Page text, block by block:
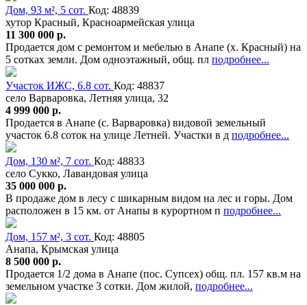
Дом, 93 м², 5 сот. Код: 48839
хутор Красный, Красноармейская улица
11 300 000 р.
Продается дом с ремонтом и мебелью в Анапе (х. Красный) на
5 сотках земли. Дом одноэтажный, общ. пл подробнее...
Участок ИЖС, 6.8 сот. Код: 48837
село Варваровка, Летняя улица, 32
4 999 000 р.
Продается в Анапе (с. Варваровка) видовой земельный
участок 6.8 соток на улице Летней. Участки в д подробнее...
Дом, 130 м², 7 сот. Код: 48833
село Сукко, Лавандовая улица
35 000 000 р.
В продаже дом в лесу с шикарным видом на лес и горы. Дом
расположен в 15 км. от Анапы в курортном п подробнее...
Дом, 157 м², 3 сот. Код: 48805
Анапа, Крымская улица
8 500 000 р.
Продается 1/2 дома в Анапе (пос. Супсех) общ. пл. 157 кв.м на
земельном участке 3 сотки. Дом жилой, подробнее...